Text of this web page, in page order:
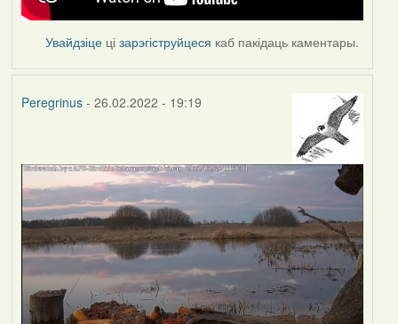
Увайдзіце цізарэгіструйцеся каб пакідаць каментары.
Peregrinus- 26.02.2022 - 19:19